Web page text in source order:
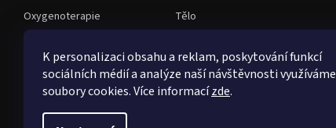
K personalizaci obsahu a reklam, poskytování funkcí
sociálních médií a analýze naší návštěvnosti využíváme
soubory cookies. Více informacízde.
Oxygenoterapie
Tělo
Mezoterapie